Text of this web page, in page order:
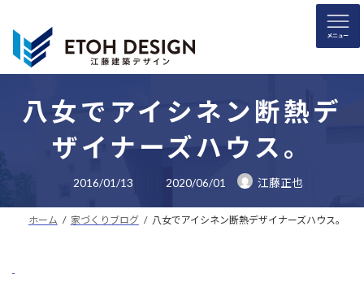
八女でアイシネン断熱デ
ザイナーズハウス。
2016/01/13
最
終
新
日
2020/06/01 江藤正也
ホーム 家づくりブログ 八女でアイシネン断熱デザイナーズハウス。